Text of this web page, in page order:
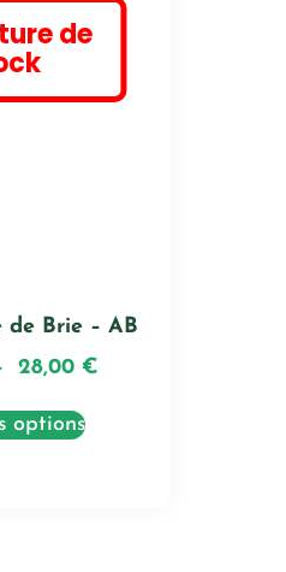
de
de Brie – AB
28,00 €
options